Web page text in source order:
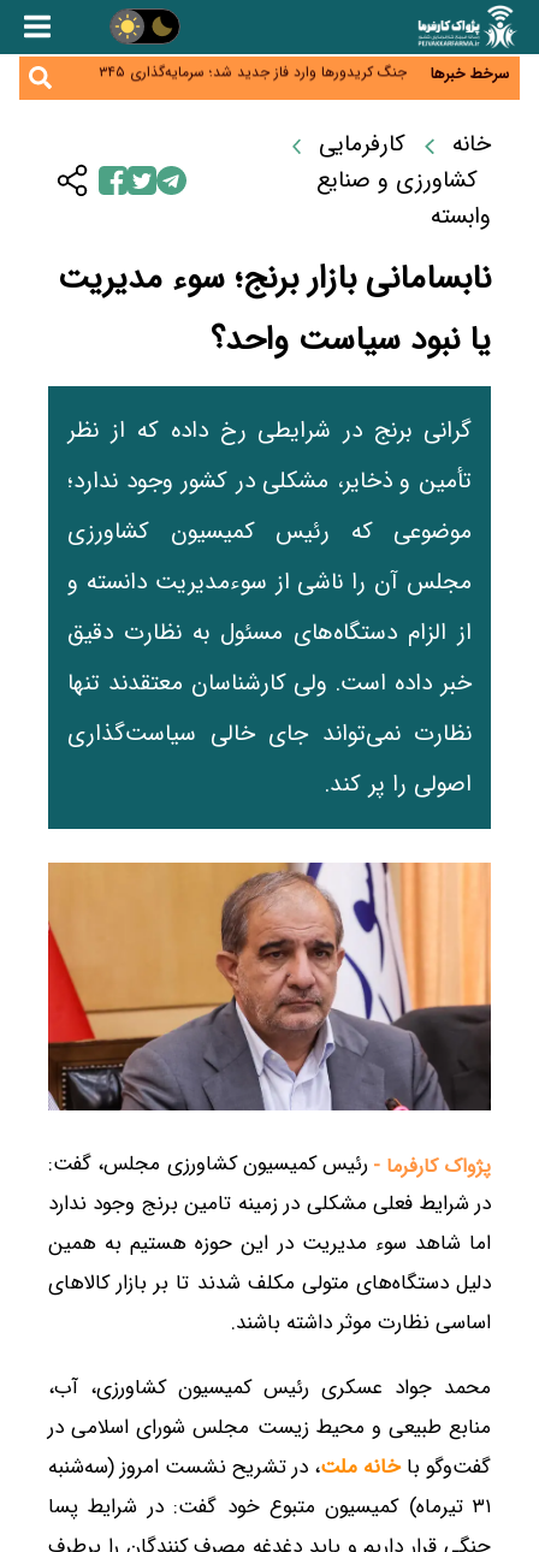
سرخط خبرها
زائران اربعین نگران ارز باقی‌مانده نباشند؛ خرید دینار در
بانک‌ها و صرافی‌ها
جنگ کریدورها وارد فاز جدید شد؛ سرمایه‌گذاری ۳۴۵
میلیارد دلاری اوراسیا تا ۲۰۳۵
پارادوکس اینترنت در ایران؛ مصرف‌کننده بیشتر می‌پردازد،
تأمین سرمایه در گردش بدون خلق نقدینگی؛ نقش
جدید سیاست‌های مالیاتی در حمایت از تولید
معمای تأمین ۸۰ همت معوقات بازنشستگان؛ بانک رفاه
وارد میدان شد
خانه
کارفرمایی
کشاورزی و صنایع
وابسته
نابسامانی بازار برنج؛ سوء مدیریت
یا نبود سیاست واحد؟
گرانی برنج در شرایطی رخ داده که از نظر
تأمین و ذخایر، مشکلی در کشور وجود ندارد؛
موضوعی که رئیس کمیسیون کشاورزی
مجلس آن را ناشی از سوءمدیریت دانسته و
از الزام دستگاه‌های مسئول به نظارت دقیق
خبر داده است. ولی کارشناسان معتقدند تنها
نظارت نمی‌تواند جای خالی سیاست‌گذاری
اصولی را پر کند.
پژواک کارفرما - رئیس کمیسیون کشاورزی مجلس، گفت:
در شرایط فعلی مشکلی در زمینه تامین برنج وجود ندارد
اما شاهد سوء مدیریت در این حوزه هستیم به همین
دلیل دستگاه‌های متولی مکلف شدند تا بر بازار کالاهای
اساسی نظارت موثر داشته باشند.
محمد جواد عسکری رئیس کمیسیون کشاورزی، آب،
منابع طبیعی و محیط زیست مجلس شورای اسلامی در
گفت‌وگو باخانه ملت، در تشریح نشست امروز (سه‌شنبه
۳۱ تیرماه) کمیسیون متبوع خود گفت: در شرایط پسا